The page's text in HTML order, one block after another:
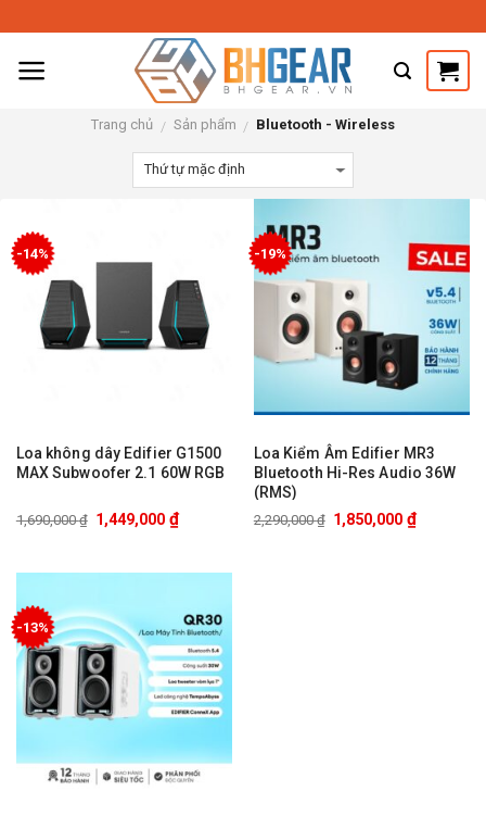
content
Trang chủ / Sản phẩm / Bluetooth - Wireless
-14%
Loa không dây Edifier G1500
MAX Subwoofer 2.1 60W RGB
1,690,000₫ 1,449,000 ₫
-19%
Loa Kiểm Âm Edifier MR3
Bluetooth Hi-Res Audio 36W
(RMS)
2,290,000₫ 1,850,000 ₫
-13%